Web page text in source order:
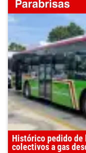
Histórico pedido de
colectivos a gas